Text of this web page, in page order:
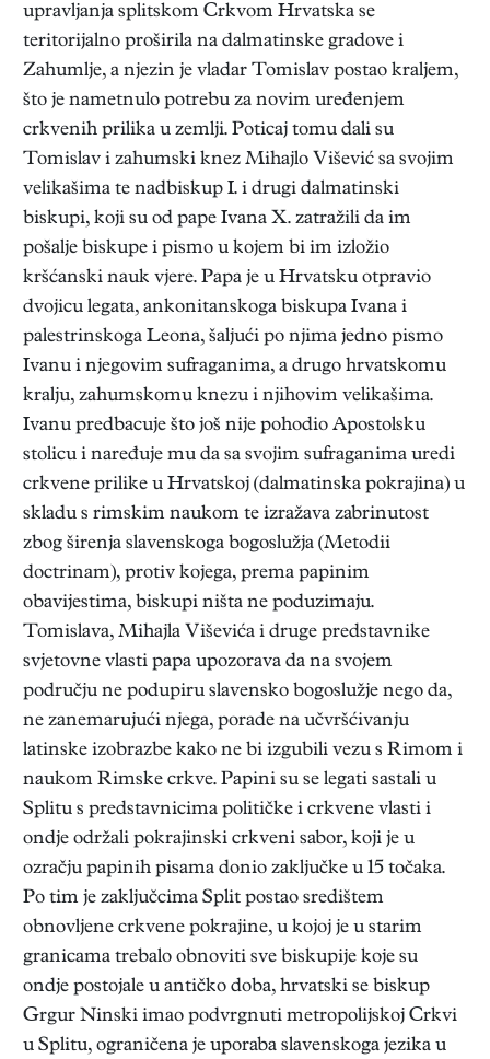
upravljanja splitskom Crkvom Hrvatska se
teritorijalno proširila na dalmatinske gradove i
Zahumlje, a njezin je vladar Tomislav postao kraljem,
što je nametnulo potrebu za novim uređenjem
crkvenih prilika u zemlji. Poticaj tomu dali su
Tomislav i zahumski knez Mihajlo Višević sa svojim
velikašima te nadbiskup I. i drugi dalmatinski
biskupi, koji su od pape Ivana X. zatražili da im
pošalje biskupe i pismo u kojem bi im izložio
kršćanski nauk vjere. Papa je u Hrvatsku otpravio
dvojicu legata, ankonitanskoga biskupa Ivana i
palestrinskoga Leona, šaljući po njima jedno pismo
Ivanu i njegovim sufraganima, a drugo hrvatskomu
kralju, zahumskomu knezu i njihovim velikašima.
Ivanu predbacuje što još nije pohodio Apostolsku
stolicu i naređuje mu da sa svojim sufraganima uredi
crkvene prilike u Hrvatskoj (dalmatinska pokrajina) u
skladu s rimskim naukom te izražava zabrinutost
zbog širenja slavenskoga bogoslužja (Metodii
doctrinam), protiv kojega, prema papinim
obavijestima, biskupi ništa ne poduzimaju.
Tomislava, Mihajla Viševića i druge predstavnike
svjetovne vlasti papa upozorava da na svojem
području ne podupiru slavensko bogoslužje nego da,
ne zanemarujući njega, porade na učvršćivanju
latinske izobrazbe kako ne bi izgubili vezu s Rimom i
naukom Rimske crkve. Papini su se legati sastali u
Splitu s predstavnicima političke i crkvene vlasti i
ondje održali pokrajinski crkveni sabor, koji je u
ozračju papinih pisama donio zaključke u 15 točaka.
Po tim je zaključcima Split postao središtem
obnovljene crkvene pokrajine, u kojoj je u starim
granicama trebalo obnoviti sve biskupije koje su
ondje postojale u antičko doba, hrvatski se biskup
Grgur Ninski imao podvrgnuti metropolijskoj Crkvi
u Splitu, ograničena je uporaba slavenskoga jezika u